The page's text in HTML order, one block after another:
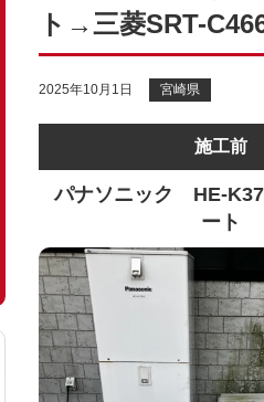
ト→三菱SRT-
2025年10月1日 宮崎県
施工前
パナソニック HE-
ート